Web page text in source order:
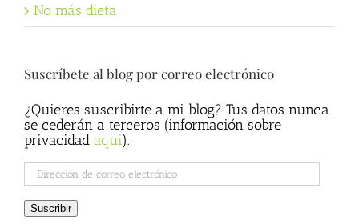
No más dieta
Suscríbete al blog por correo electrónico
¿Quieres suscribirte a mi blog? Tus datos nunca
se cederán a terceros (información sobre
privacidad aqui).
Dirección
de
correo
electrónico
Suscribir